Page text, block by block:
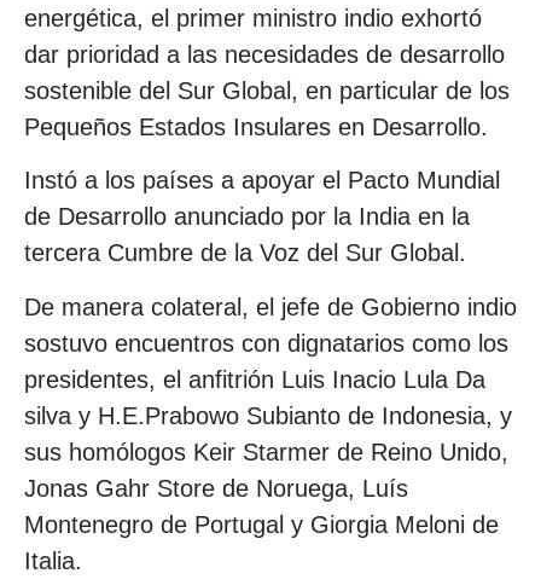
energética, el primer ministro indio exhortó
dar prioridad a las necesidades de desarrollo
sostenible del Sur Global, en particular de los
Pequeños Estados Insulares en Desarrollo.
Instó a los países a apoyar el Pacto Mundial
de Desarrollo anunciado por la India en la
tercera Cumbre de la Voz del Sur Global.
De manera colateral, el jefe de Gobierno indio
sostuvo encuentros con dignatarios como los
presidentes, el anfitrión Luis Inacio Lula Da
silva y H.E.Prabowo Subianto de Indonesia, y
sus homólogos Keir Starmer de Reino Unido,
Jonas Gahr Store de Noruega, Luís
Montenegro de Portugal y Giorgia Meloni de
Italia.